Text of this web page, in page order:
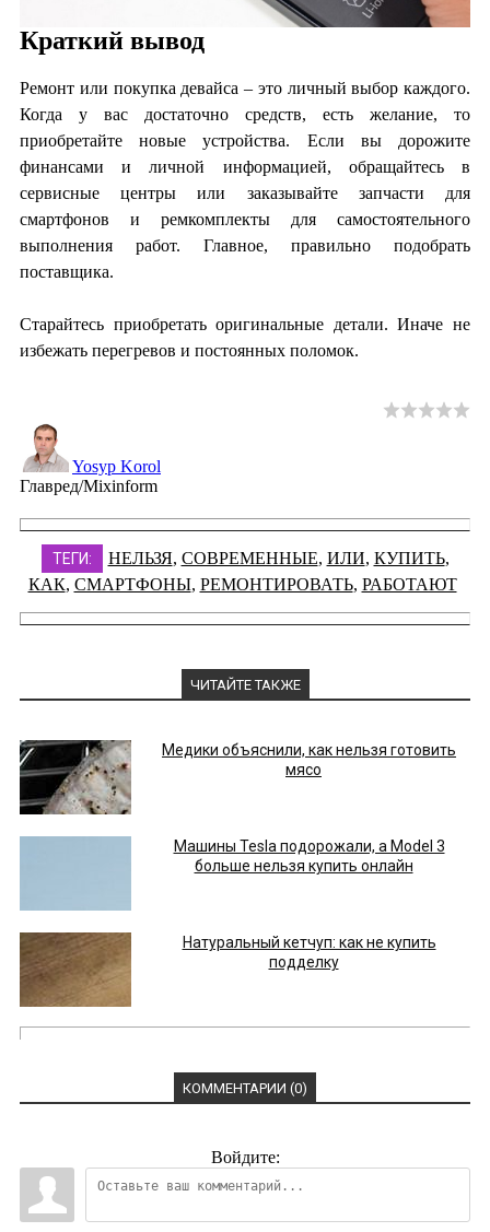
Краткий вывод
Ремонт или покупка девайса – это личный выбор каждого.
Когда у вас достаточно средств, есть желание, то
приобретайте новые устройства. Если вы дорожите
финансами и личной информацией, обращайтесь в
сервисные центры или заказывайте запчасти для
смартфонов и ремкомплекты для самостоятельного
выполнения работ. Главное, правильно подобрать
поставщика.
Старайтесь приобретать оригинальные детали. Иначе не
избежать перегревов и постоянных поломок.
Yosyp Korol
Главред/Mixinform
ТЕГИ: НЕЛЬЗЯ, СОВРЕМЕННЫЕ, ИЛИ, КУПИТЬ,
КАК, СМАРТФОНЫ, РЕМОНТИРОВАТЬ, РАБОТАЮТ
ЧИТАЙТЕ ТАКЖЕ
Медики объяснили, как нельзя готовить
мясо
Машины Tesla подорожали, а Model 3
больше нельзя купить онлайн
Натуральный кетчуп: как не купить
подделку
КОММЕНТАРИИ (0)
Войдите: